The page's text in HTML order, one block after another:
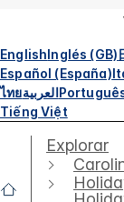
EnglishInglés (GB)
Español (España)
ไทยالعربية
Tiếng Việt
Explorar